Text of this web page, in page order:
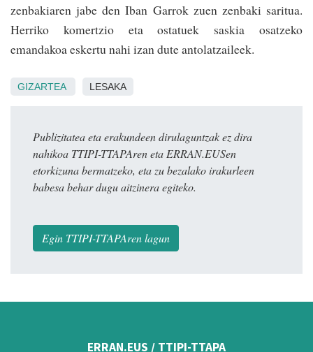
zenbakiaren jabe den Iban Garrok zuen zenbaki saritua.
Herriko komer­tzio eta ostatuek saskia osatzeko
emandakoa eskertu nahi izan dute antolatzaileek.
GIZARTEA LESAKA
Publizitatea eta erakundeen dirulaguntzak ez dira
nahikoa TTIPI-TTAPAren eta ERRAN.EUSen
etorkizuna bermatzeko, eta zu bezalako irakurleen
babesa behar dugu aitzinera egiteko.
Egin TTIPI-TTAPAren lagun
ERRAN.EUS / TTIPI-TTAPA